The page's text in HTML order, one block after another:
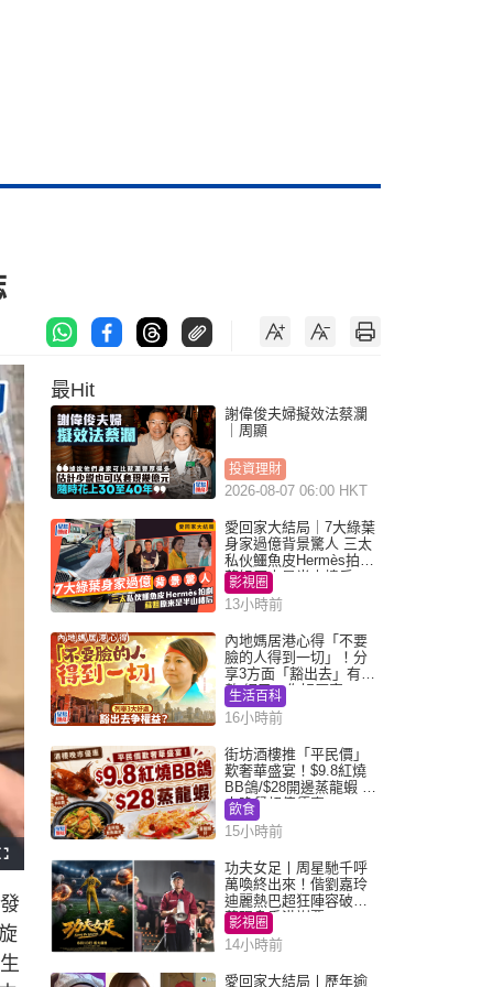
F
u
l
s
c
r
e
n
最Hit
謝偉俊夫婦擬效法蔡瀾
｜周顯
投資理財
2026-08-07 06:00 HKT
愛回家大結局｜7大綠葉
身家過億背景驚人 三太
私伙鱷魚皮Hermès拍劇
蘇姐原來是半山樓后
影視圈
13小時前
內地媽居港心得「不要
臉的人得到一切」！分
享3方面「豁出去」有著
數 網民：你好厲害
生活百科
16小時前
街坊酒樓推「平民價」
歎奢華盛宴！$9.8紅燒
BB鴿/$28開邊蒸龍蝦 3
大晚餐超值優惠
飲食
15小時前
功夫女足丨周星馳千呼
萬喚終出來！偕劉嘉玲
迪麗熱巴超狂陣容破天
荒現身香港謝票
影視圈
14小時前
愛回家大結局丨歷年逾